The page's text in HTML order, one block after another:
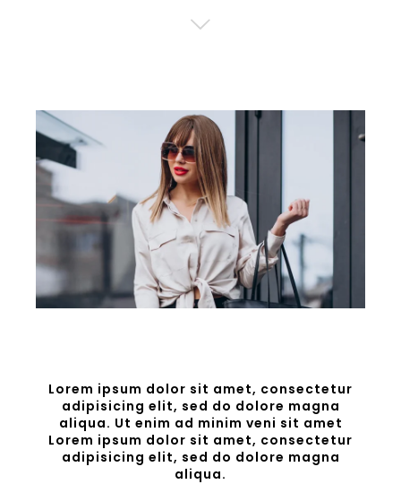
Lorem ipsum dolor sit amet, consectetur
adipisicing elit, sed do dolore magna
aliqua. Ut enim ad minim veni sit amet
Lorem ipsum dolor sit amet, consectetur
adipisicing elit, sed do dolore magna
aliqua.